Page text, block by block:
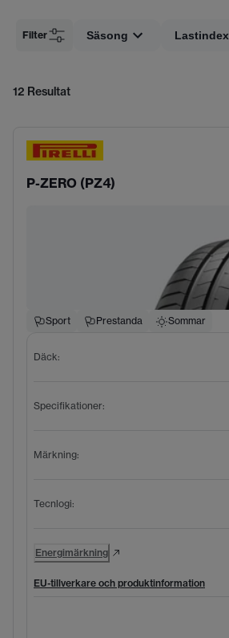
Filter Säsong Lastindex
12 Resultat
P-ZERO (PZ4)
Sport Prestanda Sommar
Däck:
Specifikationer:
Märkning:
Tecnlogi:
Energimärkning
EU-tillverkare och produktinformation